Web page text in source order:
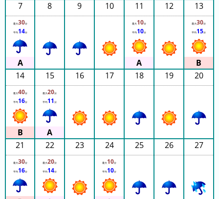
ン
グ
去
の
ラ
ン
ン
待
ち
7
最大30分
平均14分
8 9 10 11
最大10分
平均10分
12 13
最大30分
平均15分
14
最大40分
平均16分
15
最大20分
平均11 分
16 17 18 19 20
21
最大30分
平均16分
22
最大20分
平均14分
23 24
最大10分
平均10分
25 26 27